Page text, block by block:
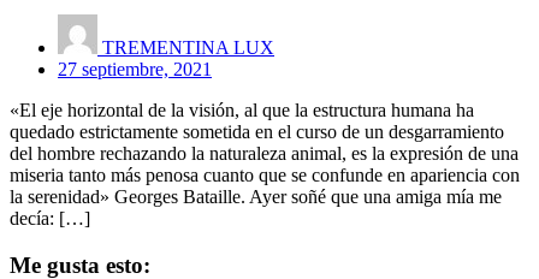
TREMENTINA LUX
27 septiembre, 2021
«El eje horizontal de la visión, al que la estructura humana ha
quedado estrictamente sometida en el curso de un desgarramiento
del hombre rechazando la naturaleza animal, es la expresión de una
miseria tanto más penosa cuanto que se confunde en apariencia con
la serenidad» Georges Bataille. Ayer soñé que una amiga mía me
decía: […]
Me gusta esto: